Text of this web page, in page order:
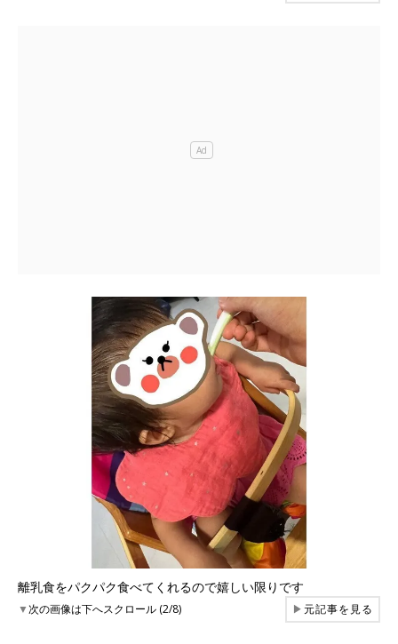
離乳食をパクパク食べてくれるので嬉しい限りです
▼次の画像は下へスクロール (2/8) ▶元記事を見る